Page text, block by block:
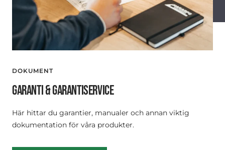
DOKUMENT
GARANTI & GARANTISERVICE
Här hittar du garantier, manualer och annan viktig
dokumentation för våra produkter.